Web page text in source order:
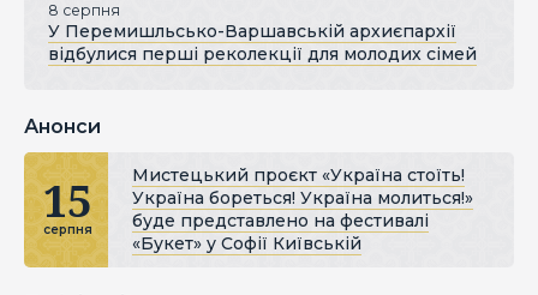
8 серпня
У Перемишльсько-Варшавській архиєпархії
відбулися перші реколекції для молодих сімей
Анонси
15
серпня
Мистецький проєкт «Україна стоїть!
Україна бореться! Україна молиться!»
буде представлено на фестивалі
«Букет» у Софії Київській